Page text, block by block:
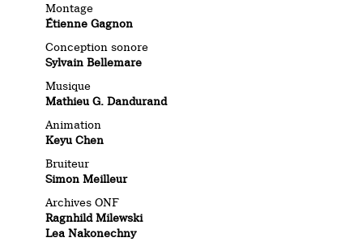
Montage
Étienne Gagnon
Conception sonore
Sylvain Bellemare
Musique
Mathieu G. Dandurand
Animation
Keyu Chen
Bruiteur
Simon Meilleur
Archives ONF
Ragnhild Milewski
Lea Nakonechny